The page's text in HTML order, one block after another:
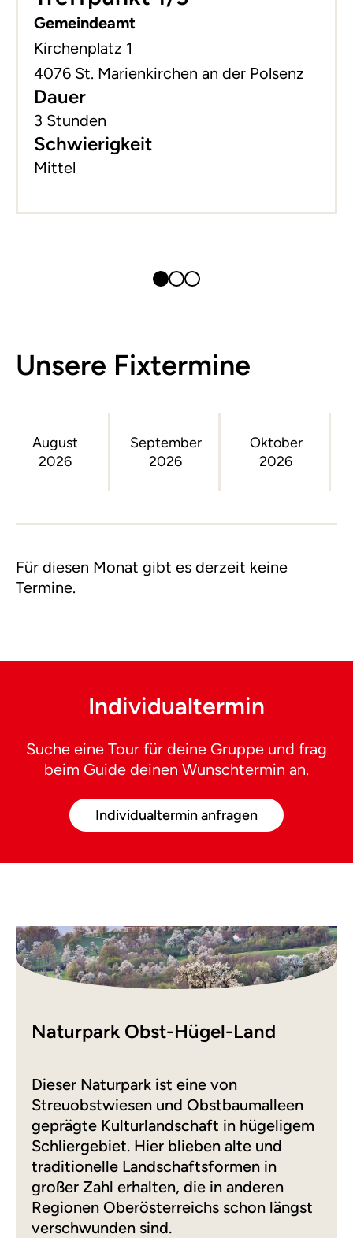
Gemeindeamt
Kirchenplatz 1
4076 St. Marienkirchen an der Polsenz
Dauer
3 Stunden
Schwierigkeit
Mittel
Unsere Fixtermine
August
2026
September
2026
Oktober
2026
Für diesen Monat gibt es derzeit keine
Termine.
Individualtermin
Suche eine Tour für deine Gruppe und frag
beim Guide deinen Wunschtermin an.
Individualtermin anfragen
Naturpark Obst-Hügel-Land
Dieser Naturpark ist eine von
Streuobstwiesen und Obstbaumalleen
geprägte Kulturlandschaft in hügeligem
Schliergebiet. Hier blieben alte und
traditionelle Landschaftsformen in
großer Zahl erhalten, die in anderen
Regionen Oberösterreichs schon längst
verschwunden sind.